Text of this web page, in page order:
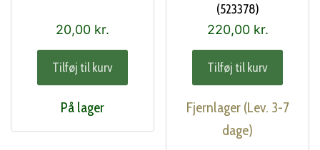
20,00 kr.
Tilføj til kurv
På lager
(523378)
220,00 kr.
Tilføj til kurv
Fjernlager (Lev. 3-7
dage)